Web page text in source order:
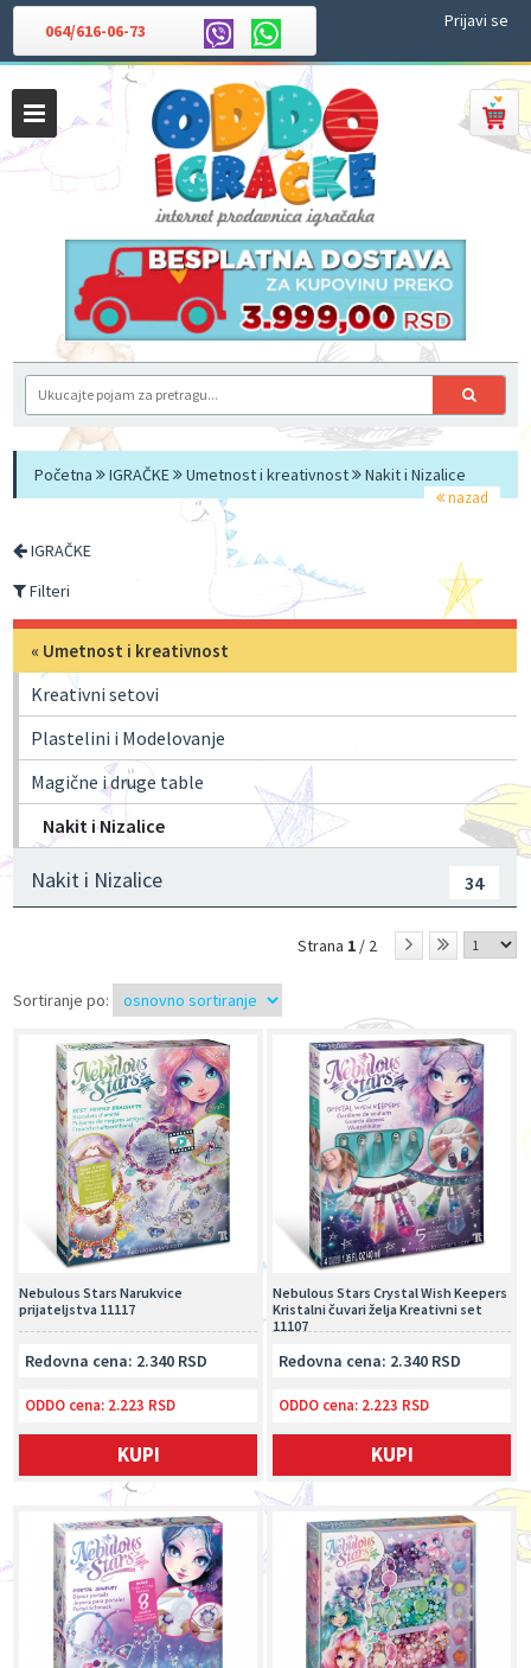
064/616-06-73 Prijavi se
Početna IGRAČKE Umetnost i kreativnost Nakit i Nizalice
nazad
IGRAČKE
Filteri
« Umetnost i kreativnost
Kreativni setovi
Plastelini i Modelovanje
Magične i druge table
Nakit i Nizalice
Nakit i Nizalice 34
Strana 1 / 2
Sortiranje po:
Nebulous Stars Crystal Wish Keepers
Kristalni čuvari želja Kreativni set
11107
Redovna cena: 2.340 RSD
ODDO cena: 2.223 RSD
KUPI
Nebulous Stars Narukvice
prijateljstva 11117
Redovna cena: 2.340 RSD
ODDO cena: 2.223 RSD
KUPI